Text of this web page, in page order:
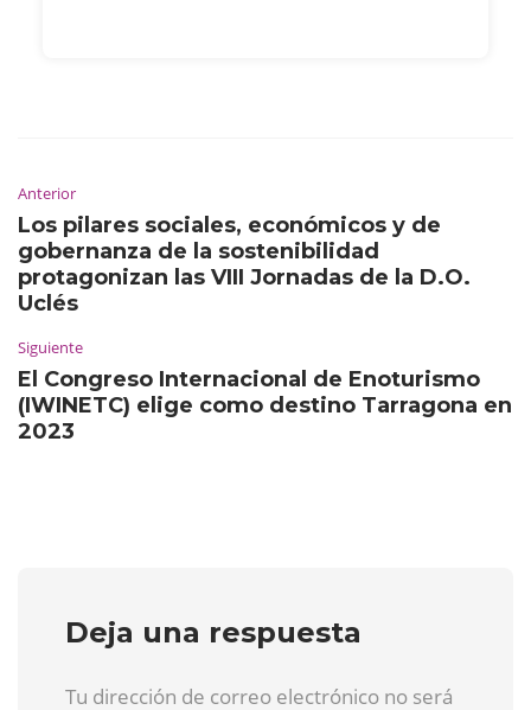
Anterior
Los pilares sociales, económicos y de
gobernanza de la sostenibilidad
protagonizan las VIII Jornadas de la D.O.
Uclés
Siguiente
El Congreso Internacional de Enoturismo
(IWINETC) elige como destino Tarragona en
2023
Deja una respuesta
Tu dirección de correo electrónico no será